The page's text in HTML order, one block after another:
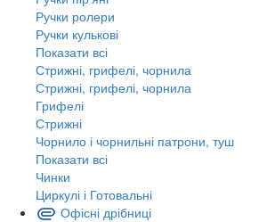
Ручки ролери
Ручки кулькові
Показати всі
Стрижні, грифелі, чорнила
Стрижні, грифелі, чорнила
Грифелі
Стрижні
Чорнило і чорнильні патрони, туш
Показати всі
Чинки
Циркулі і Готовальні
Офісні дрібниці